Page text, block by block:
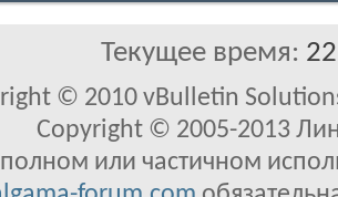
Текущее время:
© 2010 vBulletin
Copyright © 2005-2013
или частичном